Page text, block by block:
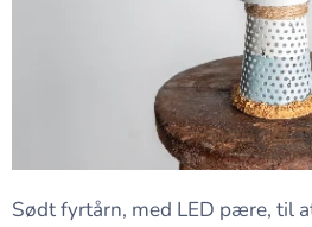
Sødt fyrtårn, med LED pære, til